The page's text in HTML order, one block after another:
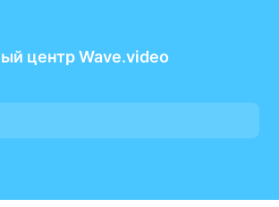
центр Wave.video